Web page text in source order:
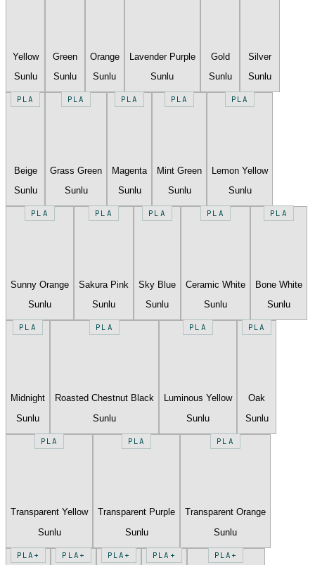
Yellow
Sunlu
Green
Sunlu
Orange
Sunlu
Lavender Purple
Sunlu
Gold
Sunlu
Silver
Sunlu
PLA
Beige
Sunlu
PLA
Grass Green
Sunlu
PLA
Magenta
Sunlu
PLA
Mint Green
Sunlu
PLA
Lemon Yellow
Sunlu
PLA
Sunny Orange
Sunlu
PLA
Sakura Pink
Sunlu
PLA
Sky Blue
Sunlu
PLA
Ceramic White
Sunlu
PLA
Bone White
Sunlu
PLA
Midnight
Sunlu
PLA
Roasted Chestnut Black
Sunlu
PLA
Luminous Yellow
Sunlu
PLA
Oak
Sunlu
PLA
Transparent Yellow
Sunlu
PLA
Transparent Purple
Sunlu
PLA
Transparent Orange
Sunlu
PLA+ PLA+ PLA+ PLA+ PLA+